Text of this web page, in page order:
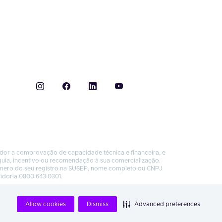
Allow cookies Dismiss Advanced preferences
a comprovação de capacidade técnica e financeira, e
incentivo ou recomendação à sua comercialização.
do seu registro na SUSEP, nome completo ou CNPJ
0800 643 0301.